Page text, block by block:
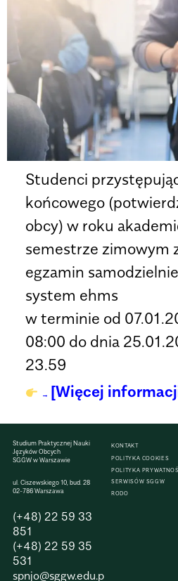
Studenci
końcowego
obcy) w roku
semestrze zimowym
egzamin
system ehms
w terminie od
08:00 do dnia
23.59
[Więcej
Studium Praktycznej Nauki
Języków Obcych
SGGW w Warszawie
ul. Ciszewskiego 10, bud. 28
02-786 Warszawa
(+48) 22 59 33
851
(+48) 22 59 35
531
spnjo@sggw.edu.p
KONTAKT
POLITYKA COOKIES
POLITYKA
SERWISÓW SGGW
RODO